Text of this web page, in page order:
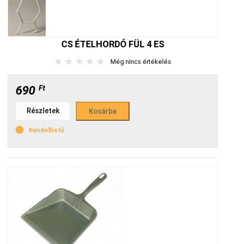
CS ÉTELHORDÓ FÜL 4 ES
★ ★ ★ ★ ★ Még nincs értékelés
690 Ft
Részletek
Rendelhető